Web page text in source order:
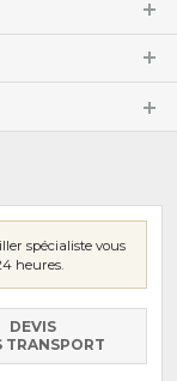
spécialiste vous
heures.
DEVIS
TRANSPORT